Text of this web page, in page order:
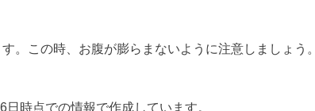
。この時、お腹が膨らまないように注意しましょう。
時点での情報で作成しています。